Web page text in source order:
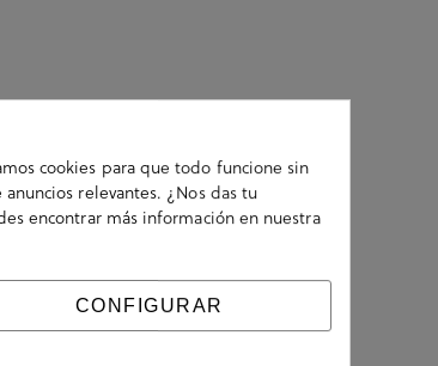
cookies para que todo funcione sin
relevantes. ¿Nos das tu
encontrar más información en nuestra
CONFIGURAR